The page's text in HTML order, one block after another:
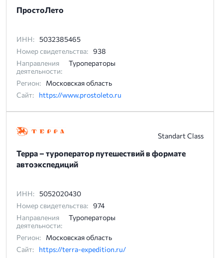
ПростоЛето
ИНН: 5032385465
Номер свидетельства: 938
Направления
деятельности:
Туроператоры
Регион:
Московская область
Сайт:
https://www.prostoleto.ru
Standart Class
Терра – туроператор путешествий в формате
автоэкспедиций
ИНН: 5052020430
Номер свидетельства: 974
Направления
деятельности:
Туроператоры
Регион:
Московская область
Сайт:
https://terra-expedition.ru/